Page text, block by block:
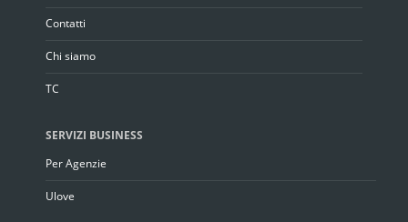
Contatti
Chi siamo
TC
SERVIZI BUSINESS
Per Agenzie
Ulove